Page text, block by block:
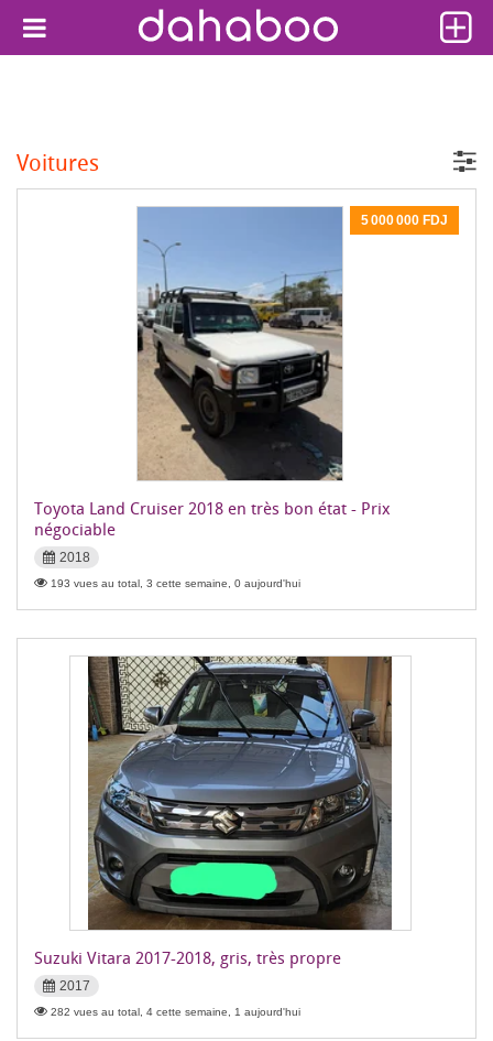
Voitures
5 000 000 FDJ
Toyota Land Cruiser 2018 en très bon état - Prix
négociable
2018
193 vues au total, 3 cette semaine, 0 aujourd'hui
Suzuki Vitara 2017-2018, gris, très propre
2017
282 vues au total, 4 cette semaine, 1 aujourd'hui